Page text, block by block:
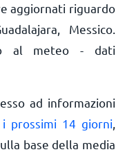
aggiornati riguardo
Messico.
al meteo - dati
ad informazioni
prossimi 14 giorni
base della media